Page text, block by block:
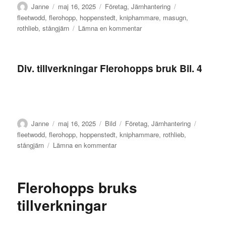
Författare
Janne
Publicerat
den
maj 16, 2025 Kategorier
Företag,Järnhantering
fleetwodd,flerohopp, hoppenstedt,kniphammare, masugn,
rothlieb,stångjärn Lämna en kommentartill
Järnbruk
Div. tillverkningar Flerohopps bruk Bil. 4
Författare
Janne
Publicerat
den
maj 16, 2025 Format
Bild Kategorier
Företag,Järnhantering
fleetwodd,flerohopp, hoppenstedt,kniphammare, rothlieb,
stångjärn
Lämna en kommentartill
bruk
Flerohopps bruks
tillverkningar